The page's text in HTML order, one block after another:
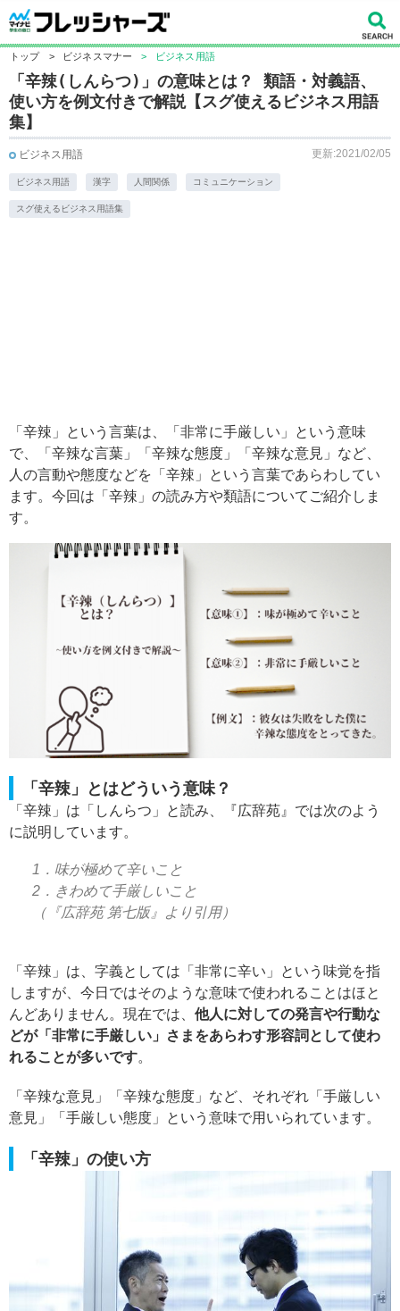
トップ > ビジネスマナー > ビジネス用語
「辛辣(しんらつ)」の意味とは？ 類語・対義語、
使い方を例文付きで解説【スグ使えるビジネス用語
集】
ビジネス用語 更新:2021/02/05
ビジネス用語 漢字 人間関係 コミュニケーション
スグ使えるビジネス用語集
「辛辣」という言葉は、「非常に手厳しい」という意味
で、「辛辣な言葉」「辛辣な態度」「辛辣な意見」など、
人の言動や態度などを「辛辣」という言葉であらわしてい
ます。今回は「辛辣」の読み方や類語についてご紹介しま
す。
「辛辣」とはどういう意味？
「辛辣」は「しんらつ」と読み、『広辞苑』では次のよう
に説明しています。
1．味が極めて辛いこと
2．きわめて手厳しいこと
（『広辞苑 第七版』より引用）
「辛辣」は、字義としては「非常に辛い」という味覚を指
しますが、今日ではそのような意味で使われることはほと
んどありません。現在では、 他人に対しての発言や行動な
どが「非常に手厳しい」さまをあらわす形容詞として使わ
れることが多いです。
「辛辣な意見」「辛辣な態度」など、それぞれ「手厳しい
意見」「手厳しい態度」という意味で用いられています。
「辛辣」の使い方